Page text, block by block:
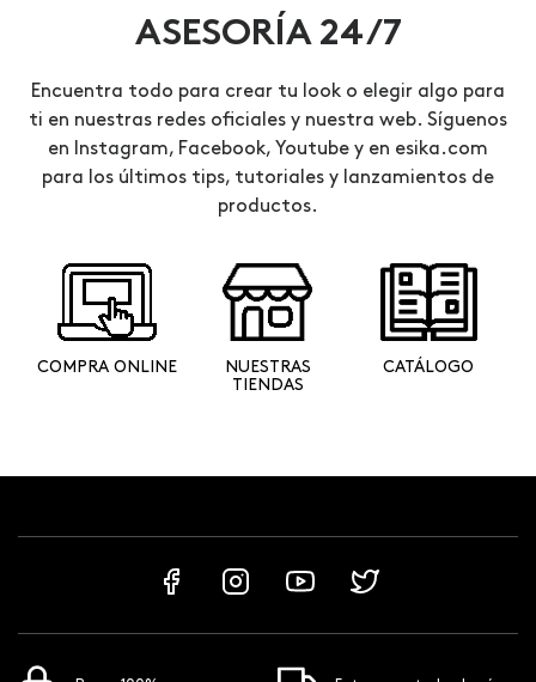
ASESORÍA 24/7
Encuentra todo para crear tu look o elegir algo para
ti en nuestras redes oficiales y nuestra web. Síguenos
en Instagram, Facebook, Youtube y en esika.com
para los últimos tips, tutoriales y lanzamientos de
productos.
COMPRA ONLINE
NUESTRAS
TIENDAS
CATÁLOGO